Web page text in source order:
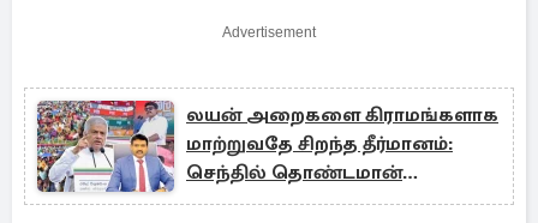
Advertisement
லயன் அறைகளை கிராமங்களாக
மாற்றுவதே சிறந்த தீர்மானம்:
செந்தில் தொண்டமான்
சுட்டிக்காட்டு